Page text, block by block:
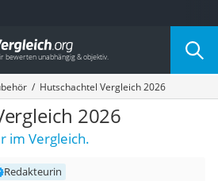
nach Kategorie
Hutschachtel Vergleich 2026
2026
im Vergleich.
Redakteurin